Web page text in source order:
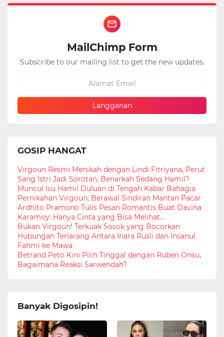
MailChimp Form
Subscribe to our mailing list to get the new updates.
GOSIP HANGAT
Virgoun Resmi Menikah dengan Lindi Fitriyana, Perut
Sang Istri Jadi Sorotan, Benarkah Sedang Hamil?
Muncul Isu Hamil Duluan di Tengah Kabar Bahagia
Pernikahan Virgoun, Berawal Sindiran Mantan Pacar
Ardhito Pramono Tulis Pesan Romantis Buat Davina
Karamoy: Hanya Cinta yang Bisa Melihat...
Bukan Virgoun! Terkuak Sosok yang Bocorkan
Hubungan Terlarang Antara Inara Rusli dan Insanul
Fahmi ke Mawa
Betrand Peto Kini Pilih Tinggal dengan Ruben Onsu,
Bagaimana Reaksi Sarwendah?
Banyak Digosipin!